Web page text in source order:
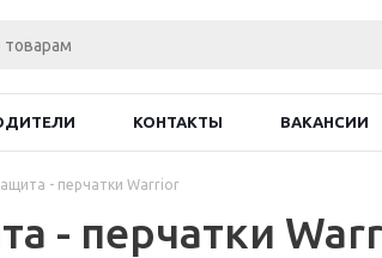
КОНТАКТЫ ВАКАНСИИ
- перчатки Warrior
- перчатки